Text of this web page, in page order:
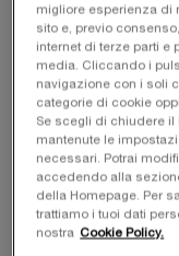
migliore esperienza di
sito e, previo
internet di terze parti e
media. Cliccando i
navigazione con i soli
categorie di cookie
Se scegli di chiudere il
mantenute le
necessari. Potrai
accedendo alla
della Homepage. Per
trattiamo i tuoi dati
nostra
Cookie Policy.